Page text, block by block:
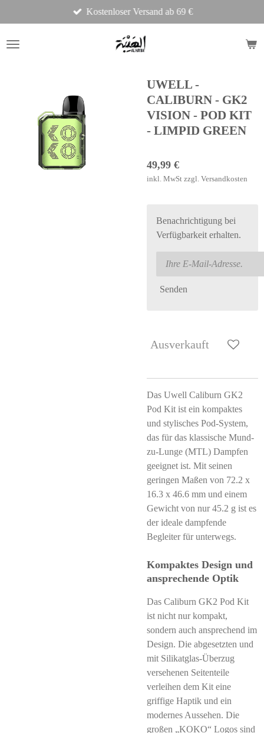
Hauptinhalt
springen
Kostenloser Versand ab 69 €
UWELL -
CALIBURN - GK2
VISION - POD KIT
- LIMPID GREEN
49,99 €
inkl. MwSt zzgl. Versandkosten
Benachrichtigung bei
Verfügbarkeit erhalten.
Senden
Ausverkauft
Das Uwell Caliburn GK2
Pod Kit ist ein kompaktes
und stylisches Pod-System,
das für das klassische Mund-
zu-Lunge (MTL) Dampfen
geeignet ist. Mit seinen
geringen Maßen von 72.2 x
16.3 x 46.6 mm und einem
Gewicht von nur 45.2 g ist es
der ideale dampfende
Begleiter für unterwegs.
Kompaktes Design und
ansprechende Optik
Das Caliburn GK2 Pod Kit
ist nicht nur kompakt,
sondern auch ansprechend im
Design. Die abgesetzten und
mit Silikatglas-Überzug
versehenen Seitenteile
verleihen dem Kit eine
griffige Haptik und ein
modernes Aussehen. Die
großen „KOKO“ Logos sind